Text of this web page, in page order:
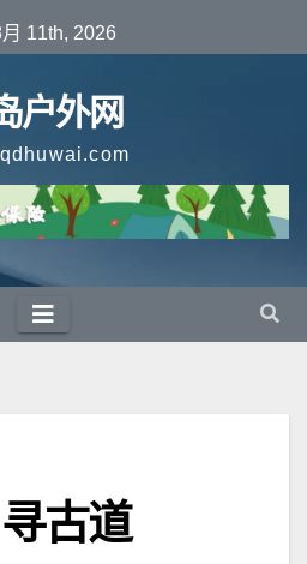
11th, 2026
户外网
古道